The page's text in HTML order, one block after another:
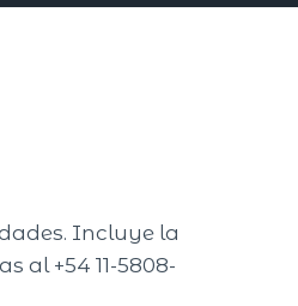
Incluye la
al +54 11-5808-